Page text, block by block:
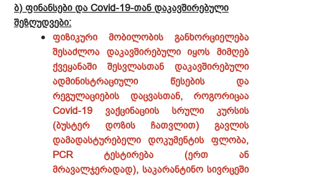
ბ) ფინანსები და Covid-19-თან დაკავშირებული
შეზღუდვები:
ფიზიკური მობილობის განხორციელება
შესაძლოა დაკავშირებული იყოს მიმღებ
ქვეყანაში შესვლასთან დაკავშირებული
ადმინისტრაციული წესების და
რეგულაციების დაცვასთან, როგორიცაა
Covid-19 ვაქცინაციის სრული კურსის
(ბუსტერ დოზის ჩათვლით) გავლის
დამადასტურებელი დოკუმენტის ფლობა,
PCR ტესტირება (ერთ ან
მრავალჯერადად), საკარანტინო სივრცეში